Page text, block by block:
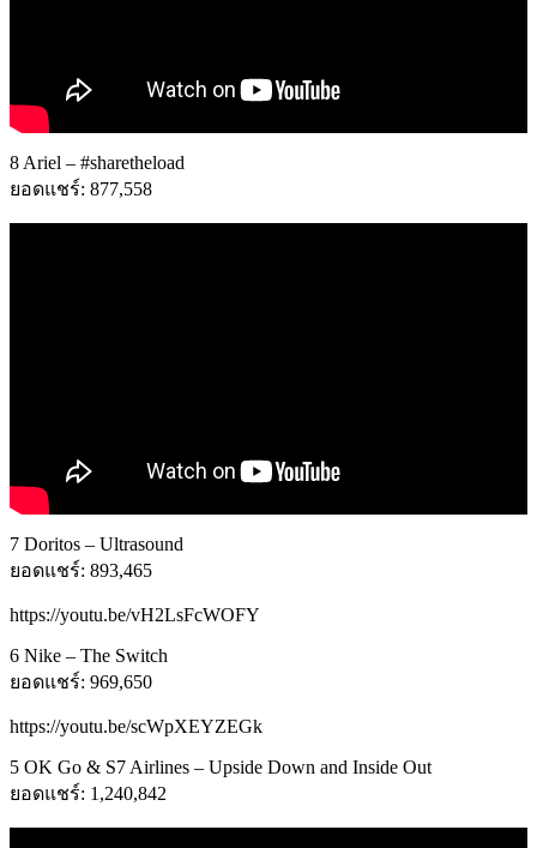
8 Ariel – #sharetheload
ยอดแชร์: 877,558
7 Doritos – Ultrasound
ยอดแชร์: 893,465
https://youtu.be/vH2LsFcWOFY
6 Nike – The Switch
ยอดแชร์: 969,650
https://youtu.be/scWpXEYZEGk
5 OK Go & S7 Airlines – Upside Down and Inside Out
ยอดแชร์: 1,240,842